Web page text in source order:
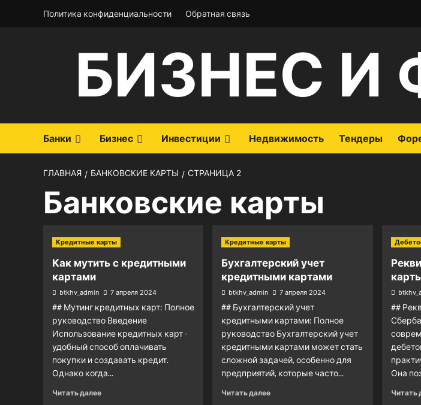
Политика конфиденциальности Обратная связь
БИЗНЕС
Банки Бизнес Инвестиции Недвижимость Тендеры
ГЛАВНАЯ БАНКОВСКИЕ КАРТЫ СТРАНИЦА 2
Банковские карты
Кредитные карты
Как мутить с кредитными
картами
btkhv_admin 7 апреля 2024
## Мутинг кредитных карт: Полное
руководство Введение
Использование кредитных карт -
удобный способ оплачивать
покупки и создавать кредит.
Однако когда...
Читать далее
Кредитные карты
Бухгалтерский учет
кредитными картами
btkhv_admin 7 апреля 2024
## Бухгалтерский учет
кредитными картами: Полное
руководство Бухгалтерский учет
кредитными картами может стать
сложной задачей, особенно для
предприятий, которые часто...
Читать далее
##
Она
Читать